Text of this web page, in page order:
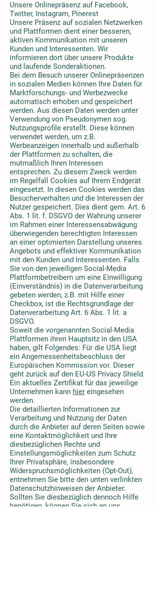
Unsere Onlinepräsenz auf Facebook,
Twitter, Instagram, Pinerest
Unsere Präsenz auf sozialen Netzwerken
und Plattformen dient einer besseren,
aktiven Kommunikation mit unseren
Kunden und Interessenten. Wir
informieren dort über unsere Produkte
und laufende Sonderaktionen.
Bei dem Besuch unserer Onlinepräsenzen
in sozialen Medien können Ihre Daten für
Marktforschungs- und Werbezwecke
automatisch erhoben und gespeichert
werden. Aus diesen Daten werden unter
Verwendung von Pseudonymen sog.
Nutzungsprofile erstellt. Diese können
verwendet werden, um z.B.
Werbeanzeigen innerhalb und außerhalb
der Plattformen zu schalten, die
mutmaßlich Ihren Interessen
entsprechen. Zu diesem Zweck werden
im Regelfall Cookies auf Ihrem Endgerät
eingesetzt. In diesen Cookies werden das
Besucherverhalten und die Interessen der
Nutzer gespeichert. Dies dient gem. Art. 6
Abs. 1 lit. f. DSGVO der Wahrung unserer
im Rahmen einer Interessensabwägung
überwiegenden berechtigten Interessen
an einer optimierten Darstellung unseres
Angebots und effektiver Kommunikation
mit den Kunden und Interessenten. Falls
Sie von den jeweiligen Social-Media
Plattformbetreibern um eine Einwilligung
(Einverständnis) in die Datenverarbeitung
gebeten werden, z.B. mit Hilfe einer
Checkbox, ist die Rechtsgrundlage der
Datenverarbeitung Art. 6 Abs. 1 lit. a
DSGVO.
Soweit die vorgenannten Social-Media
Plattformen ihren Hauptsitz in den USA
haben, gilt Folgendes: Für die USA liegt
ein Angemessenheitsbeschluss der
Europäischen Kommission vor. Dieser
geht zurück auf den EU-US Privacy Shield.
Ein aktuelles Zertifikat für das jeweilige
Unternehmen kann hier eingesehen
werden.
Die detaillierten Informationen zur
Verarbeitung und Nutzung der Daten
durch die Anbieter auf deren Seiten sowie
eine Kontaktmöglichkeit und Ihre
diesbezüglichen Rechte und
Einstellungsmöglichkeiten zum Schutz
Ihrer Privatsphäre, insbesondere
Widerspruchsmöglichkeiten (Opt-Out),
entnehmen Sie bitte den unten verlinkten
Datenschutzhinweisen der Anbieter.
Sollten Sie diesbezüglich dennoch Hilfe
benötigen, können Sie sich an uns